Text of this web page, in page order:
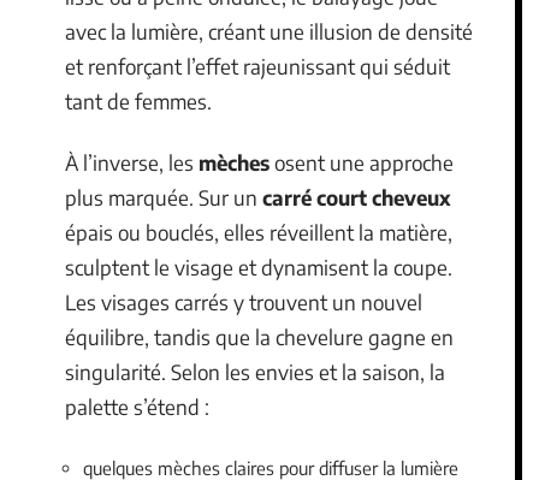
avec la lumière, créant une illusion de densité
et renforçant l’effet rajeunissant qui séduit
tant de femmes.
À l’inverse, les mèchesosent une approche
plus marquée. Sur un carré court cheveux
épais ou bouclés, elles réveillent la matière,
sculptent le visage et dynamisent la coupe.
Les visages carrés y trouvent un nouvel
équilibre, tandis que la chevelure gagne en
singularité. Selon les envies et la saison, la
palette s’étend :
quelques mèches claires pour diffuser la lumière